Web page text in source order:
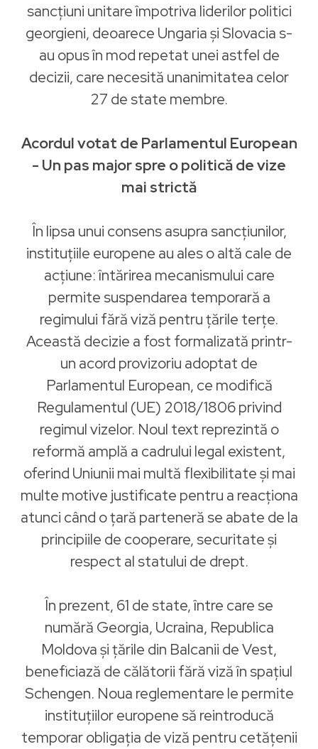
sancțiuni unitare împotriva liderilor politici
georgieni, deoarece Ungaria și Slovacia s-
au opus în mod repetat unei astfel de
decizii, care necesită unanimitatea celor
27 de state membre.
Acordul votat de Parlamentul European
- Un pas major spre o politică de vize
mai strictă
În lipsa unui consens asupra sancțiunilor,
instituțiile europene au ales o altă cale de
acțiune: întărirea mecanismului care
permite suspendarea temporară a
regimului fără viză pentru țările terțe.
Această decizie a fost formalizată printr-
un acord provizoriu adoptat de
Parlamentul European, ce modifică
Regulamentul (UE) 2018/1806 privind
regimul vizelor. Noul text reprezintă o
reformă amplă a cadrului legal existent,
oferind Uniunii mai multă flexibilitate și mai
multe motive justificate pentru a reacționa
atunci când o țară parteneră se abate de la
principiile de cooperare, securitate și
respect al statului de drept.
În prezent, 61 de state, între care se
numără Georgia, Ucraina, Republica
Moldova și țările din Balcanii de Vest,
beneficiază de călătorii fără viză în spațiul
Schengen. Noua reglementare le permite
instituțiilor europene să reintroducă
temporar obligația de viză pentru cetățenii